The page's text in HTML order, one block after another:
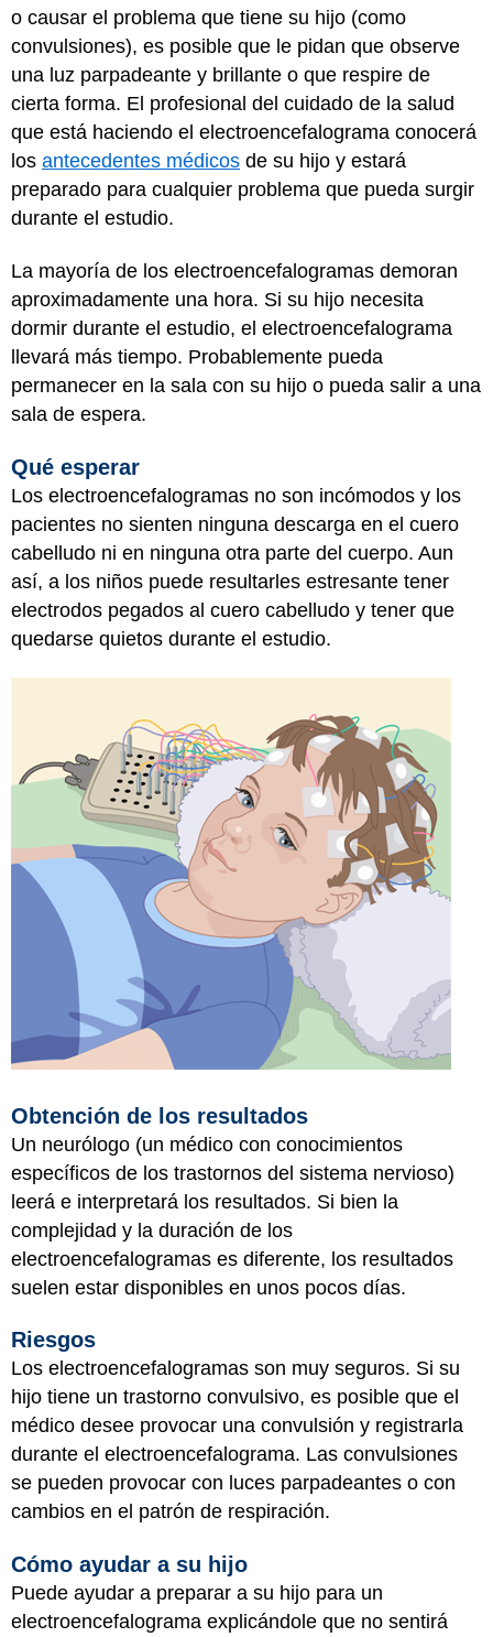
o causar el problema que tiene su hijo (como
convulsiones), es posible que le pidan que observe
una luz parpadeante y brillante o que respire de
cierta forma. El profesional del cuidado de la salud
que está haciendo el electroencefalograma conocerá
los antecedentes médicos de su hijo y estará
preparado para cualquier problema que pueda surgir
durante el estudio.
La mayoría de los electroencefalogramas demoran
aproximadamente una hora. Si su hijo necesita
dormir durante el estudio, el electroencefalograma
llevará más tiempo. Probablemente pueda
permanecer en la sala con su hijo o pueda salir a una
sala de espera.
Qué esperar
Los electroencefalogramas no son incómodos y los
pacientes no sienten ninguna descarga en el cuero
cabelludo ni en ninguna otra parte del cuerpo. Aun
así, a los niños puede resultarles estresante tener
electrodos pegados al cuero cabelludo y tener que
quedarse quietos durante el estudio.
Obtención de los resultados
Un neurólogo (un médico con conocimientos
específicos de los trastornos del sistema nervioso)
leerá e interpretará los resultados. Si bien la
complejidad y la duración de los
electroencefalogramas es diferente, los resultados
suelen estar disponibles en unos pocos días.
Riesgos
Los electroencefalogramas son muy seguros. Si su
hijo tiene un trastorno convulsivo, es posible que el
médico desee provocar una convulsión y registrarla
durante el electroencefalograma. Las convulsiones
se pueden provocar con luces parpadeantes o con
cambios en el patrón de respiración.
Cómo ayudar a su hijo
Puede ayudar a preparar a su hijo para un
electroencefalograma explicándole que no sentirá